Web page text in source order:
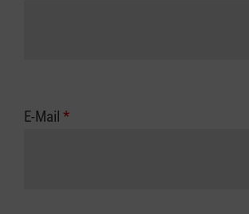
E-Mail *